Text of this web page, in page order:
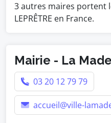
3 autres maires portent
LEPRÊTRE en France.
Mairie - La
03 20 12 79 79
accueil@ville-